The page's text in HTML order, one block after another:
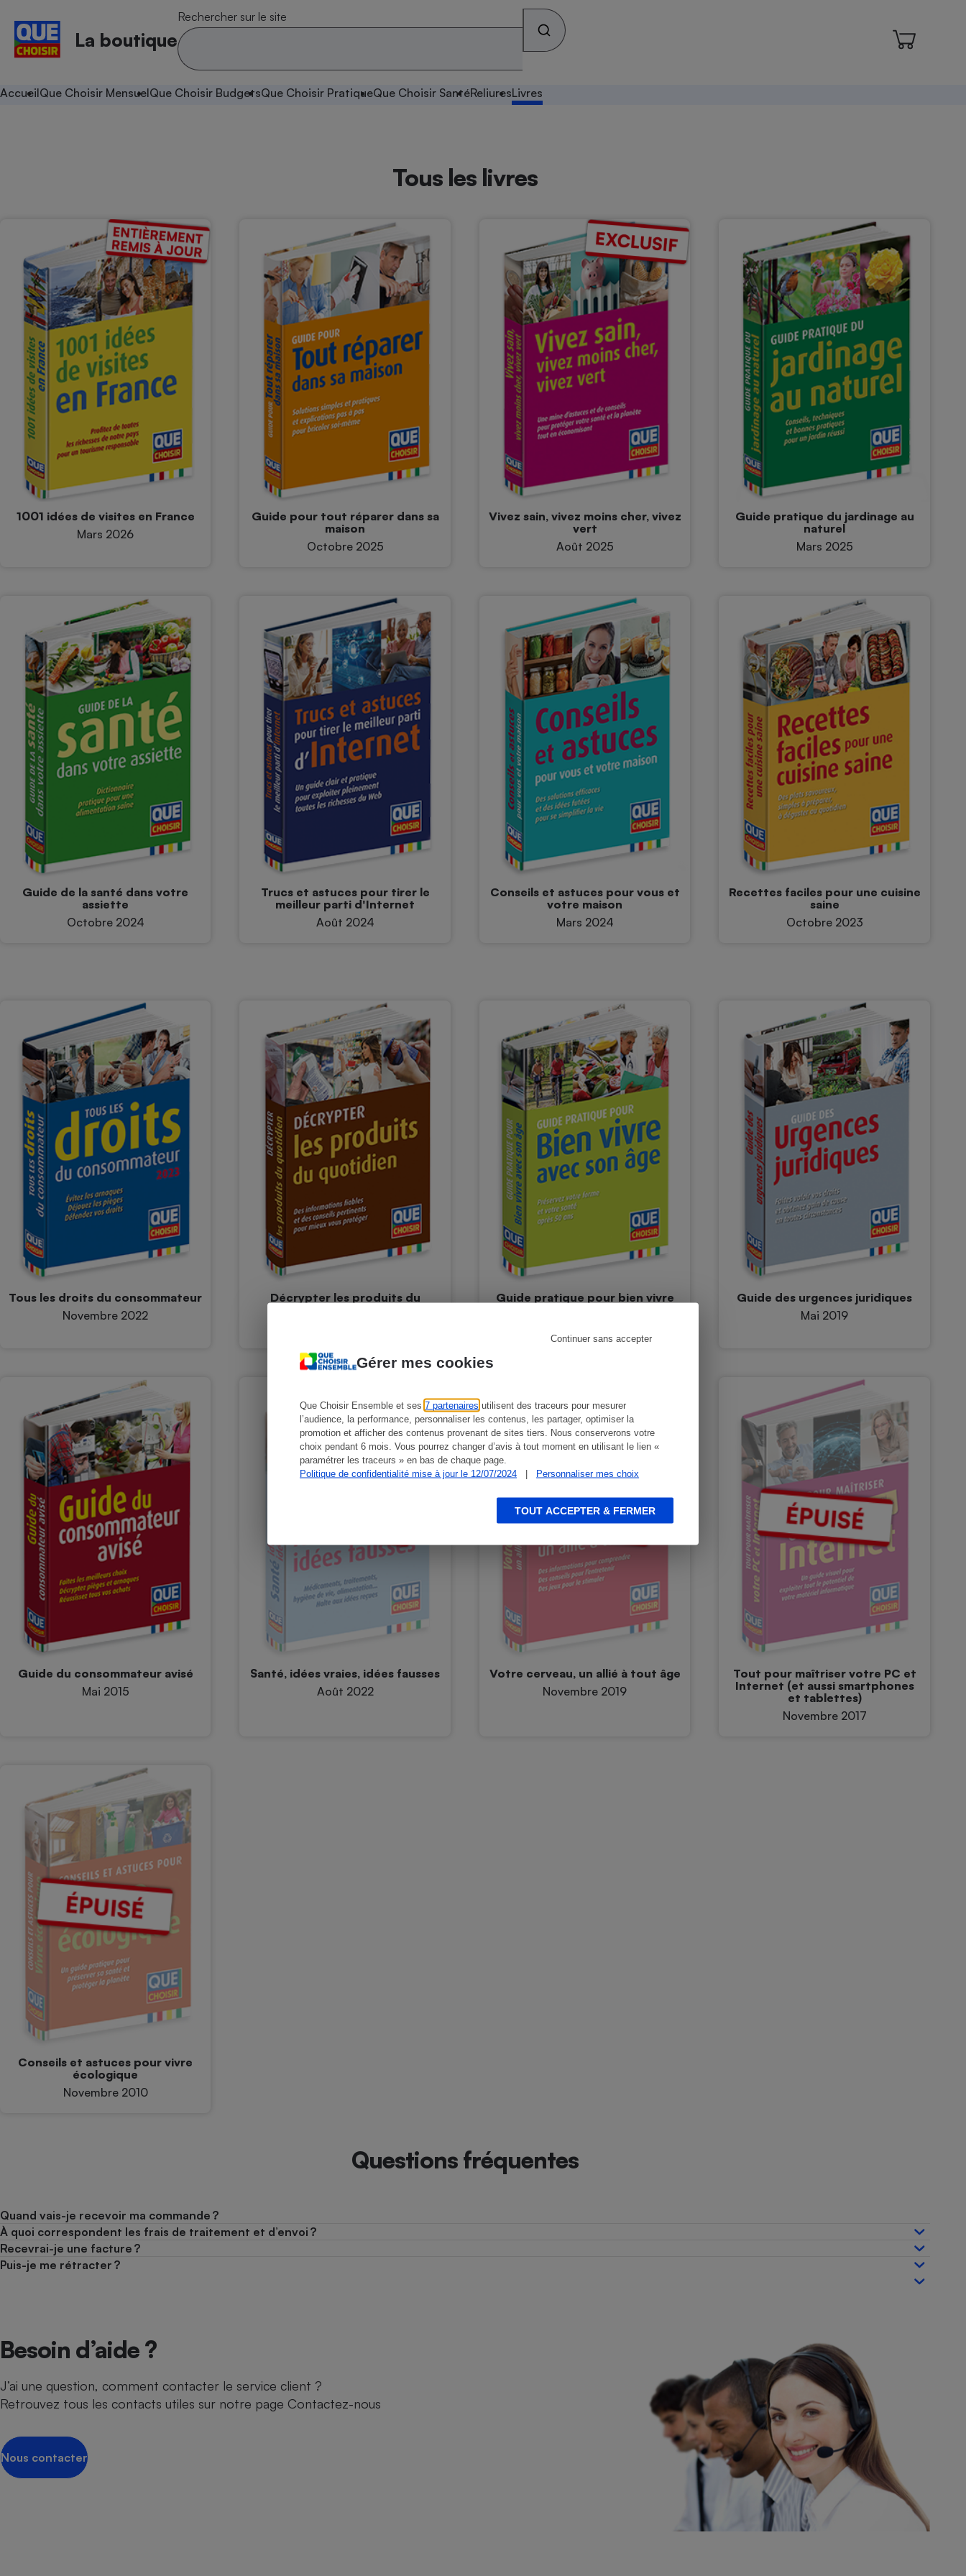
Gérer mes cookies
Que Choisir Ensemble et ses 7 partenaires utilisent des traceurs pour mesurer
l’audience, la performance, personnaliser les contenus, les partager, optimiser la
promotion et afficher des contenus provenant de sites tiers. Nous conserverons votre
choix pendant 6 mois. Vous pourrez changer d’avis à tout moment en utilisant le lien «
paramétrer les traceurs » en bas de chaque page.
Politique de confidentialité mise à jour le 12/07/2024
| Personnaliser mes choix
Continuer sans accepter
TOUT ACCEPTER & FERMER
La boutique
Rechercher sur le site
AccueilQue Choisir MensuelQue Choisir BudgetsQue Choisir PratiqueQue Choisir SantéReliuresLivres
Tous les livres
1001 idées de visites en France
Mars 2026
Guide pour tout réparer dans sa
maison
Octobre 2025
Vivez sain, vivez moins cher, vivez
vert
Août 2025
Guide pratique du jardinage au
naturel
Mars 2025
Guide de la santé dans votre
assiette
Octobre 2024
Trucs et astuces pour tirer le
meilleur parti d'Internet
Août 2024
Conseils et astuces pour vous et
votre maison
Mars 2024
Recettes faciles pour une cuisine
saine
Octobre 2023
Tous les droits du consommateur
Novembre 2022
Décrypter les produits du
Guide pratique pour bien vivre
Guide des urgences juridiques
Mai 2019
Guide du consommateur avisé
Mai 2015
Santé, idées vraies, idées fausses
Août 2022
Votre cerveau, un allié à tout âge
Novembre 2019
Tout pour maîtriser votre PC et
Internet (et aussi smartphones
et tablettes)
Novembre 2017
Conseils et astuces pour vivre
écologique
Novembre 2010
Questions fréquentes
Quand vais-je recevoir ma commande ?
À quoi correspondent les frais de traitement et d’envoi ?
Recevrai-je une facture ?
Puis-je me rétracter ?
Besoin d’aide ?
J’ai une question, comment contacter le service client ?
Retrouvez tous les contacts utiles sur notre page Contactez-nous
Nous contacter